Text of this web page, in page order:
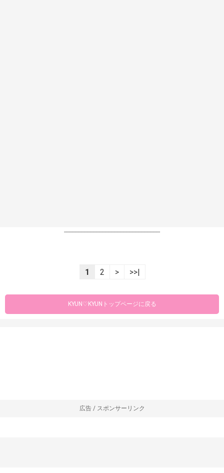
----------------------------------------------------------------
1 2 > >>|
KYUN♡KYUNトップページに戻る
広告 / スポンサーリンク